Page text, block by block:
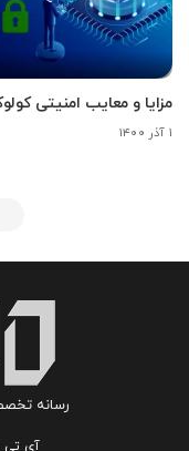
مزایا و معایب امنیتی
۱ آذر ۱۴۰۰
رسانه
آی تی